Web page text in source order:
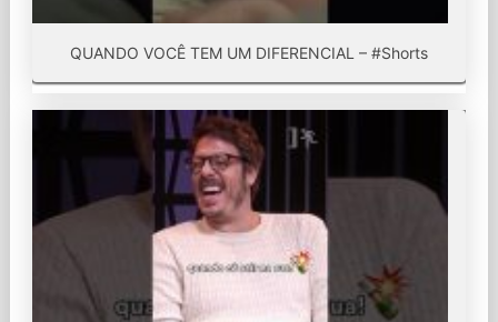
QUANDO VOCÊ TEM UM DIFERENCIAL – #Shorts